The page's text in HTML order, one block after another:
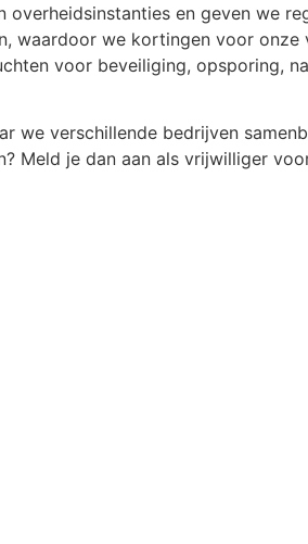
en geven we
waardoor we kortingen voor
voor beveiliging, opsporing,
we verschillende bedrijven
Meld je dan aan als vrijwilliger